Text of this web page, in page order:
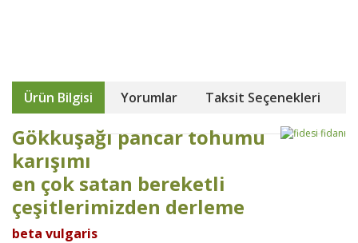
Ürün Bilgisi Yorumlar Taksit Seçenekleri
Gökkuşağı pancar tohumu
karışımı
en çok satan bereketli
çeşitlerimizden derleme
beta vulgaris